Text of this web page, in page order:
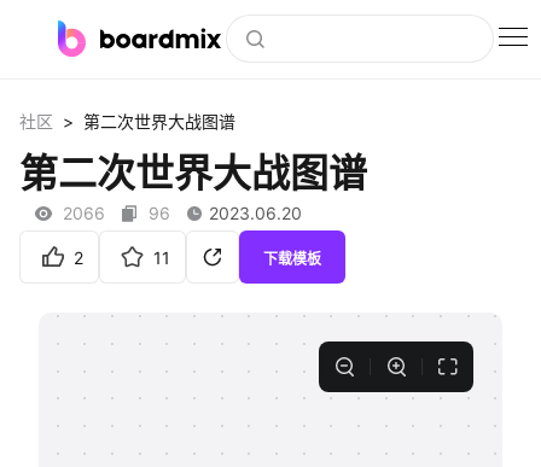
社区资源
下载
社区 > 第二次世界大战图谱
第二次世界大战图谱
2066 96 2023.06.20
2 11 下载模板